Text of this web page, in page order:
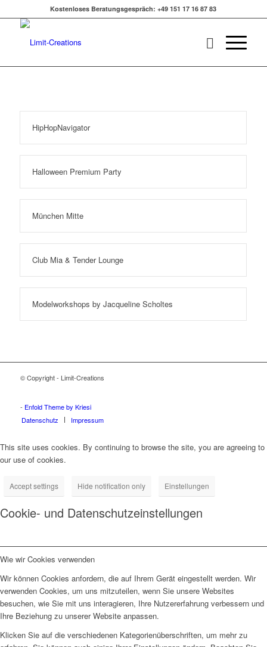
Kostenloses Beratungsgespräch: +49 151 17 16 87 83
HipHopNavigator
Halloween Premium Party
München Mitte
Club Mia & Tender Lounge
Modelworkshops by Jacqueline Scholtes
© Copyright - Limit-Creations
- Enfold Theme by Kriesi
Datenschutz
Impressum
This site uses cookies. By continuing to browse the site, you are agreeing to
our use of cookies.
Accept settings Hide notification only Einstellungen
Cookie- und Datenschutzeinstellungen
Wie wir Cookies verwenden
Wir können Cookies anfordern, die auf Ihrem Gerät eingestellt werden. Wir
verwenden Cookies, um uns mitzuteilen, wenn Sie unsere Websites
besuchen, wie Sie mit uns interagieren, Ihre Nutzererfahrung verbessern und
Ihre Beziehung zu unserer Website anpassen.
Klicken Sie auf die verschiedenen Kategorienüberschriften, um mehr zu